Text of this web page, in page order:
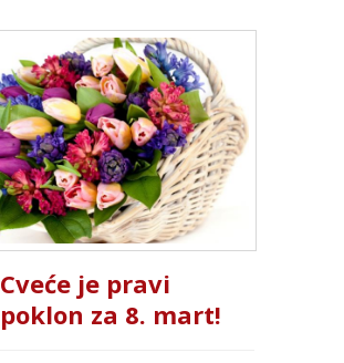
Cveće je pravi
poklon za 8. mart!